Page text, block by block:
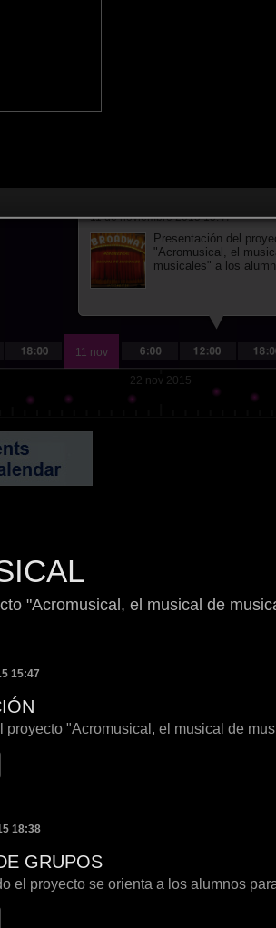
"Acromusical, el musical de
15:47
proyecto "Acromusical, el musical de
18:38
GRUPOS
el proyecto se orienta a los alumnos
11 nov
11 de noviembre 2015 15:47
Presentación del
"Acromusical, el
musicales" a los
22 nov 2015